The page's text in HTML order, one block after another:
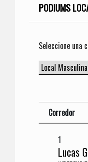
PODIUMS
Seleccione una
Corredor
1
Lucas